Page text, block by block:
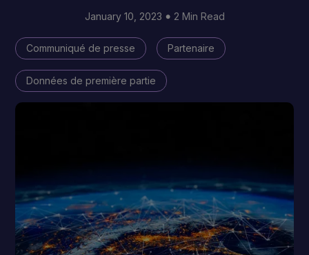
January 10, 2023 2 Min Read
Communiqué de presse Partenaire
Données de première partie